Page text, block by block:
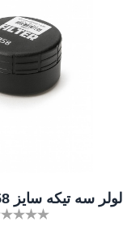
لولر سه تیکه سایز 58